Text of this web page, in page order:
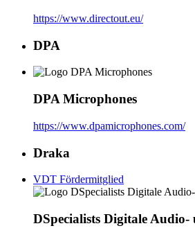
https://www.directout.eu/
DPA
DPA Microphones
https://www.dpamicrophones.com/
Draka
VDT Fördermitglied
DSpecialists Digitale Audio-